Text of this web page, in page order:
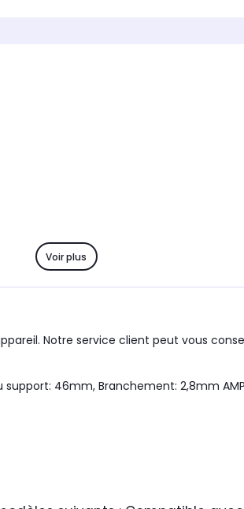
Voir plus
Notre service client peut vous
46mm, Branchement: 2,8mm